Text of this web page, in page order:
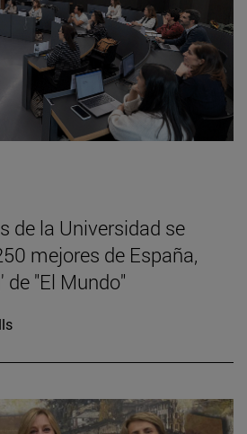
de la Universidad se
mejores de España,
de "El Mundo"